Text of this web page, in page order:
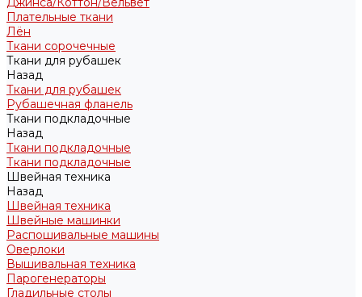
Плательные ткани
Лён
Ткани сорочечные
Ткани для рубашек
Назад
Ткани для рубашек
Рубашечная фланель
Ткани подкладочные
Назад
Ткани подкладочные
Ткани подкладочные
Швейная техника
Назад
Швейная техника
Швейные машинки
Распошивальные машины
Оверлоки
Вышивальная техника
Парогенераторы
Гладильные столы